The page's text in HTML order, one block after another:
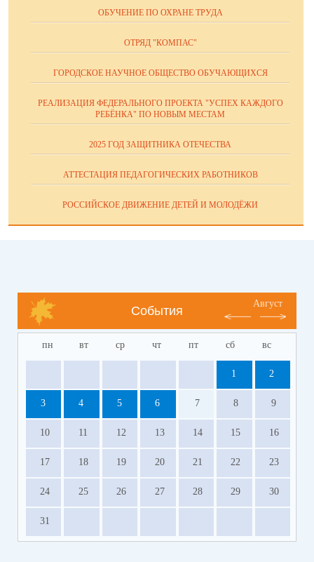
ОБУЧЕНИЕ ПО ОХРАНЕ ТРУДА
ОТРЯД "КОМПАС"
ГОРОДСКОЕ НАУЧНОЕ ОБЩЕСТВО ОБУЧАЮЩИХСЯ
РЕАЛИЗАЦИЯ ФЕДЕРАЛЬНОГО ПРОЕКТА "УСПЕХ КАЖДОГО
РЕБЁНКА" ПО НОВЫМ МЕСТАМ
2025 ГОД ЗАЩИТНИКА ОТЕЧЕСТВА
АТТЕСТАЦИЯ ПЕДАГОГИЧЕСКИХ РАБОТНИКОВ
РОССИЙСКОЕ ДВИЖЕНИЕ ДЕТЕЙ И МОЛОДЁЖИ
События
Август
пн вт ср чт пт сб вс
1 2
3 4 5 6 7 8 9
10 11 12 13 14 15 16
17 18 19 20 21 22 23
24 25 26 27 28 29 30
31